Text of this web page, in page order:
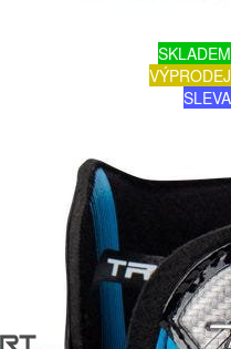
SKLADEM
VÝPRODEJ
SLEVA